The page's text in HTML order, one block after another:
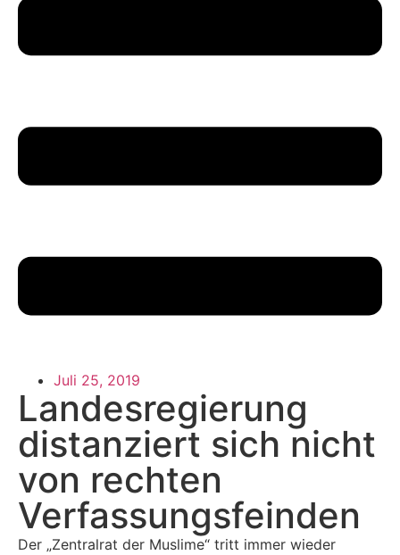
Juli 25, 2019
Landesregierung
distanziert sich nicht
von rechten
Verfassungsfeinden
Der „Zentralrat der Muslime“ tritt immer wieder